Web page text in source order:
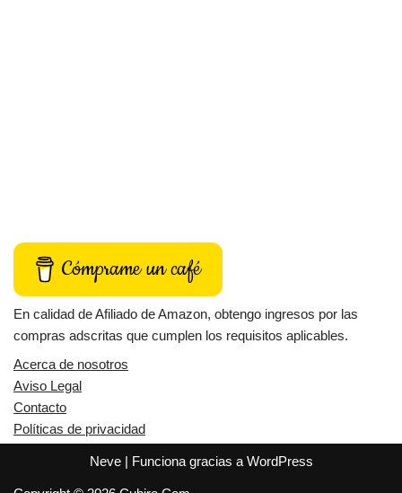
Cómprame un café
En calidad de Afiliado de Amazon, obtengo ingresos por las
compras adscritas que cumplen los requisitos aplicables.
Acerca de nosotros
Aviso Legal
Contacto
Políticas de privacidad
Neve| Funciona gracias a WordPress